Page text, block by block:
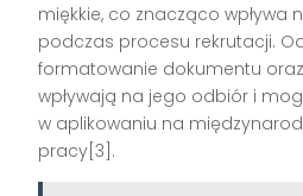
miękkie, co znacząco wpływa
podczas procesu rekrutacji.
formatowanie dokumentu
wpływają na jego odbiór i
w aplikowaniu na
pracy[3].